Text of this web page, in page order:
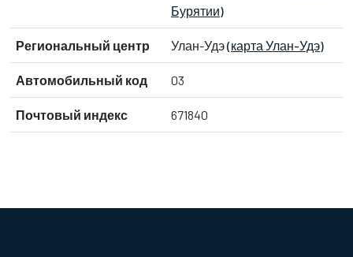
Бурятии)
Региональный центр Улан-Удэ(карта Улан-Удэ)
Автомобильный код 03
Почтовый индекс 671840